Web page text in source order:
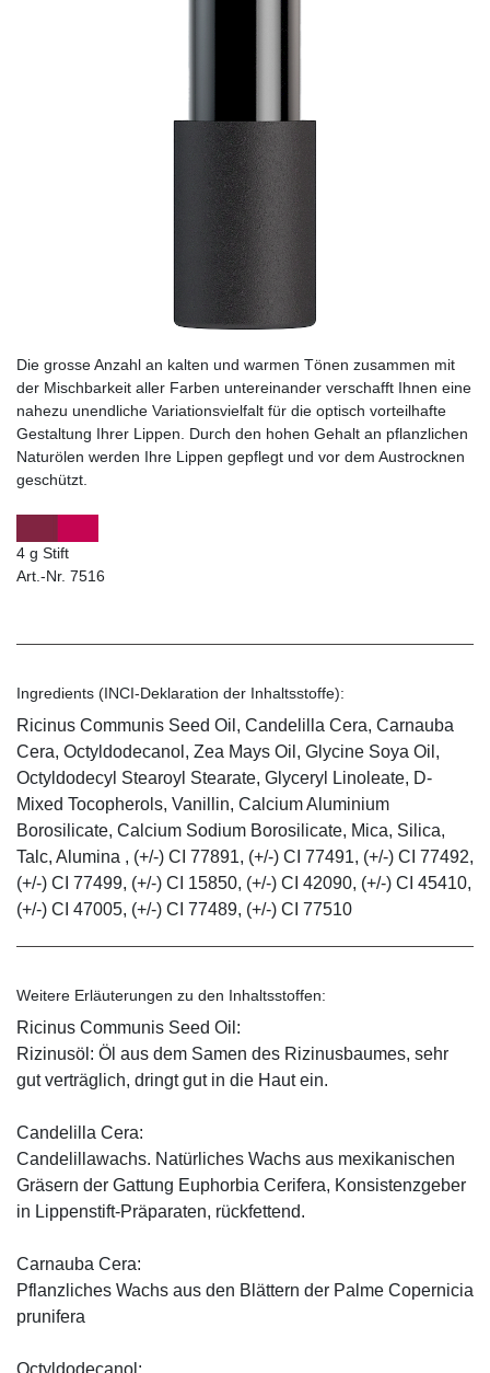
Die grosse Anzahl an kalten und warmen Tönen zusammen mit
der Mischbarkeit aller Farben untereinander verschafft Ihnen eine
nahezu unendliche Variationsvielfalt für die optisch vorteilhafte
Gestaltung Ihrer Lippen. Durch den hohen Gehalt an pflanzlichen
Naturölen werden Ihre Lippen gepflegt und vor dem Austrocknen
geschützt.
4 g Stift
Art.-Nr. 7516
Ingredients (INCI-Deklaration der Inhaltsstoffe):
Ricinus Communis Seed Oil, Candelilla Cera, Carnauba
Cera, Octyldodecanol, Zea Mays Oil, Glycine Soya Oil,
Octyldodecyl Stearoyl Stearate, Glyceryl Linoleate, D-
Mixed Tocopherols, Vanillin, Calcium Aluminium
Borosilicate, Calcium Sodium Borosilicate, Mica, Silica,
Talc, Alumina , (+/-) CI 77891, (+/-) CI 77491, (+/-) CI 77492,
(+/-) CI 77499, (+/-) CI 15850, (+/-) CI 42090, (+/-) CI 45410,
(+/-) CI 47005, (+/-) CI 77489, (+/-) CI 77510
Weitere Erläuterungen zu den Inhaltsstoffen:
Ricinus Communis Seed Oil:
Rizinusöl: Öl aus dem Samen des Rizinusbaumes, sehr
gut verträglich, dringt gut in die Haut ein.
Candelilla Cera:
Candelillawachs. Natürliches Wachs aus mexikanischen
Gräsern der Gattung Euphorbia Cerifera, Konsistenzgeber
in Lippenstift-Präparaten, rückfettend.
Carnauba Cera:
Pflanzliches Wachs aus den Blättern der Palme Copernicia
prunifera
Octyldodecanol: